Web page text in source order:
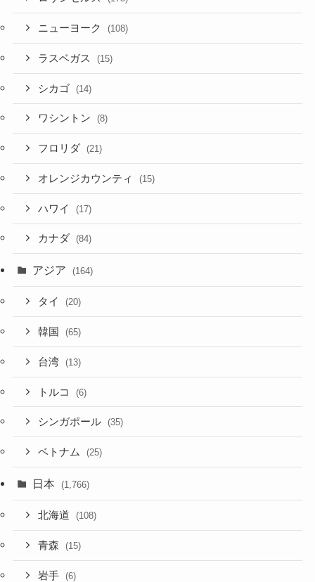
ニューヨーク (108)
ラスベガス (15)
シカゴ (14)
ワシントン (8)
フロリダ (21)
オレンジカウンティ (15)
ハワイ (17)
カナダ (84)
アジア (164)
タイ (20)
韓国 (65)
台湾 (13)
トルコ (6)
シンガポール (35)
ベトナム (25)
日本 (1,766)
北海道 (108)
青森 (15)
岩手 (6)